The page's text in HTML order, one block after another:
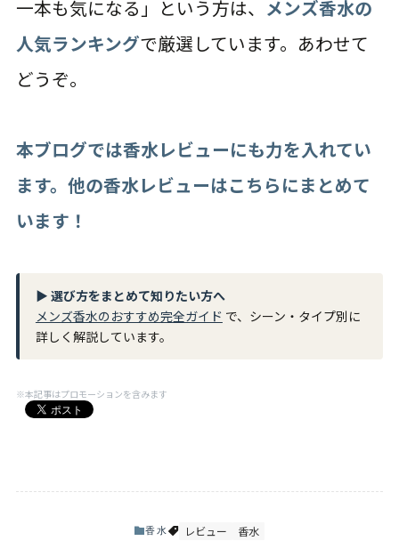
一本も気になる」という方は、 メンズ香水の
人気ランキングで厳選しています。あわせて
どうぞ。
本ブログでは香水レビューにも力を入れてい
ます。他の香水レビューはこちらにまとめて
います！
▶ 選び方をまとめて知りたい方へ
メンズ香水のおすすめ完全ガイド で、シーン・タイプ別に
詳しく解説しています。
※本記事はプロモーションを含みます
香水 レビュー 香水